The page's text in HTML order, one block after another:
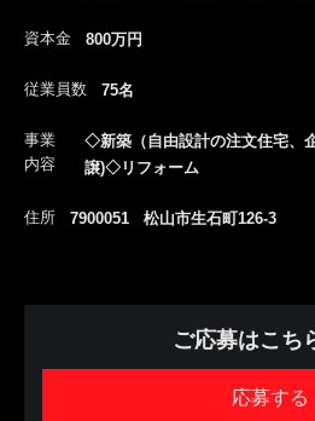
資本金 800万円
従業員数 75名
事業
内容
◇新築（自由設計の注文住宅、
譲)◇リフォーム
住所 7900051 松山市生石町126-3
ご応募はこち
応募する